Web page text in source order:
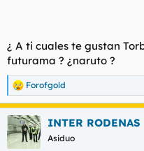
¿ A ti cuales te gustan
futurama ? ¿naruto ?
R
e
a
c
c
i
Forofgold
INTER RODENAS
Asiduo